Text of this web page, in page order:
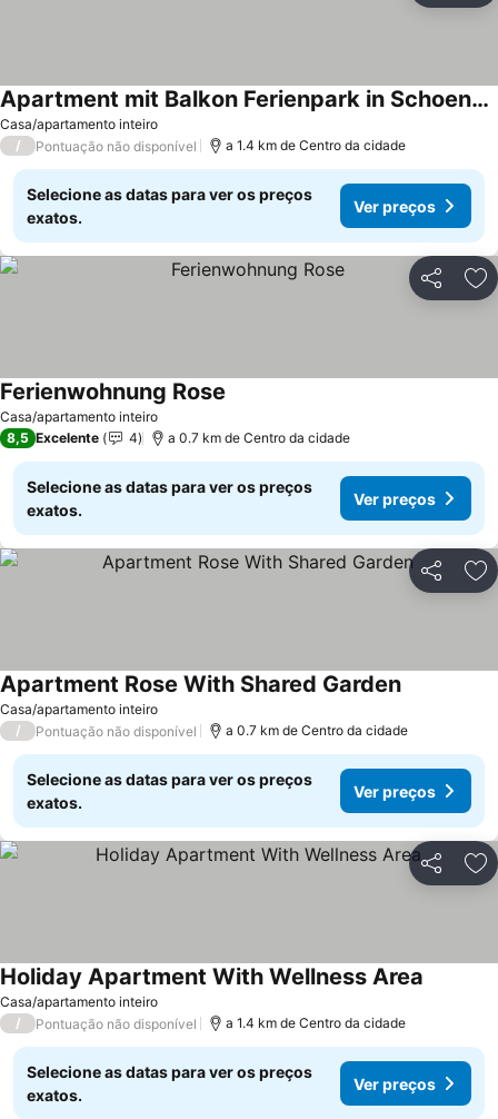
Casa/apartamento inteiro
Apartment mit Balkon Ferienpark in Schoeneck
Ver preços
/ Pontuação não disponível a 1.4 km de Centro da cidade
Selecione as datas para ver os preços
exatos.
Ver preços
Partilhar
Casa/apartamento inteiro
Ferienwohnung Rose
8,5 Excelente 4 a 0.7 km de Centro da cidade
Selecione as datas para ver os preços
exatos.
Ver preços
Partilhar
Casa/apartamento inteiro
Apartment Rose With Shared GardenVer preços
/ Pontuação não disponível a 0.7 km de Centro da cidade
Selecione as datas para ver os preços
exatos.
Ver preços
Partilhar
Casa/apartamento inteiro
Holiday Apartment With Wellness Area
/ Pontuação não disponível a 1.4 km de Centro da cidade
Selecione as datas para ver os preços
exatos.
Ver preços